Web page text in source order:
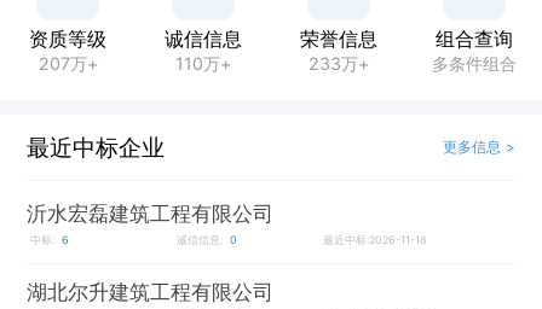
资质等级
207万+
诚信信息
110万+
荣誉信息
233万+
组合查询
多条件组合
最近中标企业 更多信息 >
沂水宏磊建筑工程有限公司
中标: 6 诚信信息: 0 最近中标:2026-11-18
湖北尔升建筑工程有限公司